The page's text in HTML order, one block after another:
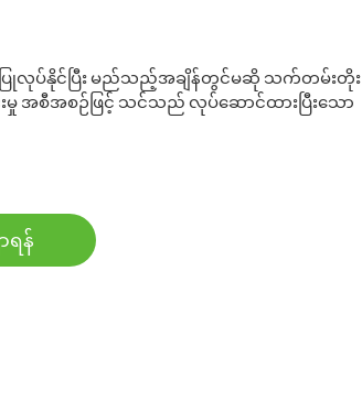
း ပြုလုပ်နိုင်ပြီး မည်သည့်အချိန်တွင်မဆို သက်တမ်းတိုး
အစီအစဉ်ဖြင့် သင်သည် လုပ်ဆောင်ထားပြီးသော
ရန်